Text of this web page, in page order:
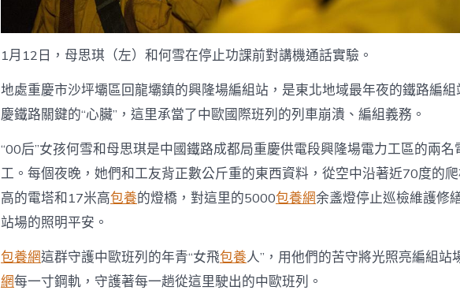
1月12日，母思琪（左）和何雪在停止功課前對講機通話實驗。
地處重慶市沙坪壩區回龍壩鎮的興隆場編組站，是東北地域最年夜的鐵路編組
慶鐵路關鍵的“心臟”，這里承當了中歐國際班列的列車崩潰、編組義務。
“00后”女孩何雪和母思琪是中國鐵路成都局重慶供電段興隆場電力工區的兩名
工。每個夜晚，她們和工友背正數公斤重的東西資料，從空中沿著近70度的
高的電塔和17米高包養的燈橋，對這里的5000包養網余盞燈停止巡檢維護修
站場的照明平安。
包養網這群守護中歐班列的年青“女飛包養人”，用他們的苦守將光照亮編組站
網每一寸鋼軌，守護著每一趟從這里駛出的中歐班列。